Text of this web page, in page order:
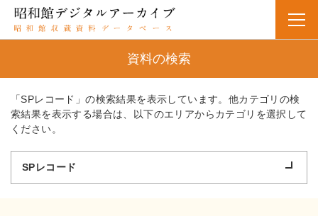
資料の検索
「SPレコード」の検索結果を表示しています。他カテゴリの検
索結果を表示する場合は、以下のエリアからカテゴリを選択して
ください。
SPレコード